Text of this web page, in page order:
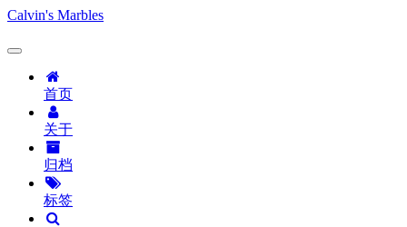
Calvin's Marbles
首页
关于
归档
标签